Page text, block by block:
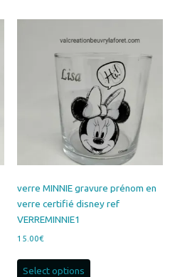
verre MINNIE gravure prénom en
verre certifié disney ref
VERREMINNIE1
15.00€
Select options